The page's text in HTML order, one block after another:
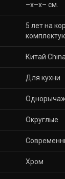
–x–x– см.
5 лет на
Китай China
Для кухни
Округлые
Хром